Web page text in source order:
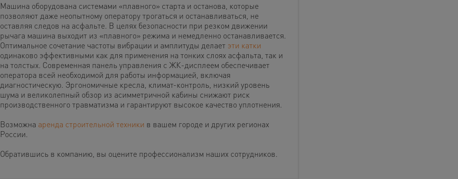
Машина оборудована системами «плавного» старта и останова, которые
позволяют даже неопытному оператору трогаться и останавливаться, не
оставляя следов на асфальте. В целях безопасности при резком движении
рычага машина выходит из «плавного» режима и немедленно останавливается.
Оптимальное сочетание частоты вибрации и амплитуды делает эти катки
одинаково эффективными как для применения на тонких слоях асфальта, так и
на толстых. Современная панель управления с ЖК-дисплеем обеспечивает
оператора всей необходимой для работы информацией, включая
диагностическую. Эргономичные кресла, климат-контроль, низкий уровень
шума и великолепный обзор из асимметричной кабины снижают риск
производственного травматизма и гарантируют высокое качество уплотнения.
Возможна аренда строительной техники в вашем городе и других регионах
России.
Обратившись в компанию, вы оцените профессионализм наших сотрудников.